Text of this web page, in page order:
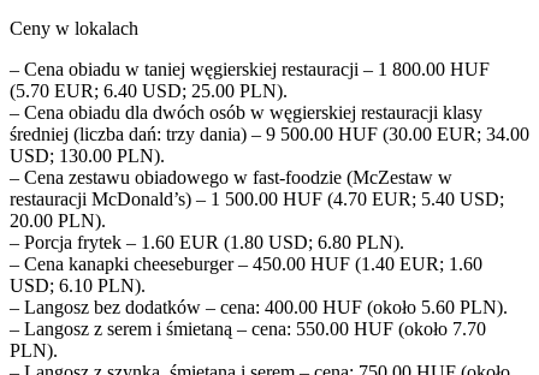
Ceny w lokalach
– Cena obiadu w taniej węgierskiej restauracji – 1 800.00 HUF
(5.70 EUR; 6.40 USD; 25.00 PLN).
– Cena obiadu dla dwóch osób w węgierskiej restauracji klasy
średniej (liczba dań: trzy dania) – 9 500.00 HUF (30.00 EUR; 34.00
USD; 130.00 PLN).
– Cena zestawu obiadowego w fast-foodzie (McZestaw w
restauracji McDonald’s) – 1 500.00 HUF (4.70 EUR; 5.40 USD;
20.00 PLN).
– Porcja frytek – 1.60 EUR (1.80 USD; 6.80 PLN).
– Cena kanapki cheeseburger – 450.00 HUF (1.40 EUR; 1.60
USD; 6.10 PLN).
– Langosz bez dodatków – cena: 400.00 HUF (około 5.60 PLN).
– Langosz z serem i śmietaną – cena: 550.00 HUF (około 7.70
PLN).